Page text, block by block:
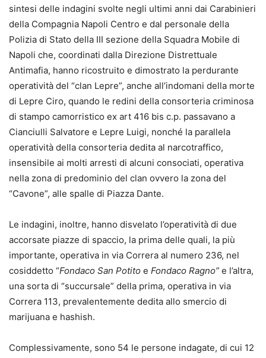
sintesi delle indagini svolte negli ultimi anni dai Carabinieri
della Compagnia Napoli Centro e dal personale della
Polizia di Stato della III sezione della Squadra Mobile di
Napoli che, coordinati dalla Direzione Distrettuale
Antimafia, hanno ricostruito e dimostrato la perdurante
operatività del “clan Lepre”, anche all’indomani della morte
di Lepre Ciro, quando le redini della consorteria criminosa
di stampo camorristico ex art 416 bis c.p. passavano a
Cianciulli Salvatore e Lepre Luigi, nonché la parallela
operatività della consorteria dedita al narcotraffico,
insensibile ai molti arresti di alcuni consociati, operativa
nella zona di predominio del clan ovvero la zona del
“Cavone”, alle spalle di Piazza Dante.
Le indagini, inoltre, hanno disvelato l’operatività di due
accorsate piazze di spaccio, la prima delle quali, la più
importante, operativa in via Correra al numero 236, nel
cosiddetto “Fondaco San Potito e Fondaco Ragno” e l’altra,
una sorta di “succursale” della prima, operativa in via
Correra 113, prevalentemente dedita allo smercio di
marijuana e hashish.
Complessivamente, sono 54 le persone indagate, di cui 12